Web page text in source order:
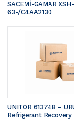
SACEMİ-GAMAR XSH-
63-/C4AA2130
UNITOR 613748 –
Refrigerant Recovery